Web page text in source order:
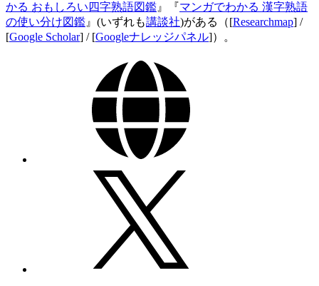
かる おもしろい四字熟語図鑑 』『マンガでわかる 漢字熟語
の使い分け図鑑 』(いずれも講談社)がある（[Researchmap] /
[Google Scholar] / [Googleナレッジパネル]）。